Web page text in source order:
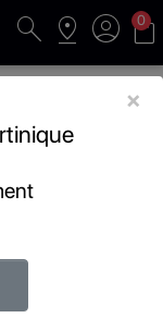
search pin_drop account_circle shopping_bag
0
×